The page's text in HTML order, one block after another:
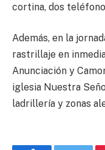
cortina, dos
Además, en la
rastrillaje en
Anunciación y
iglesia Nuestra
ladrillería y zonas